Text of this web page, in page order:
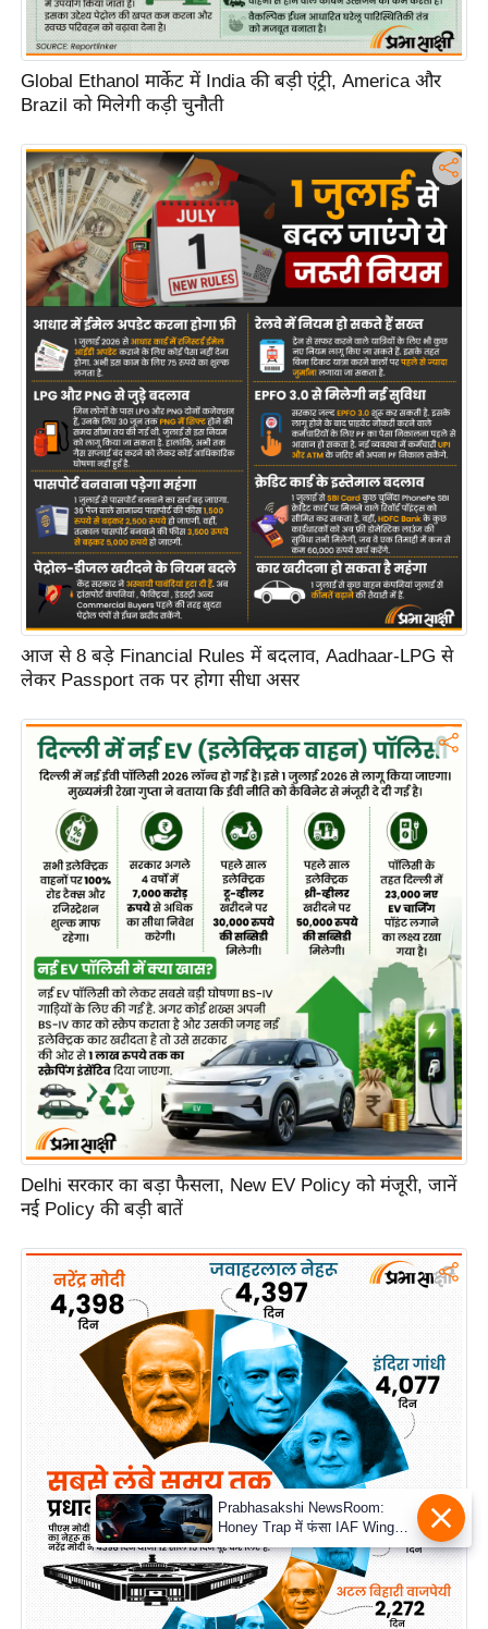
Global Ethanol मार्केट में India की बड़ी एंट्री, America और
Brazil को मिलेगी कड़ी चुनौती
आज से 8 बड़े Financial Rules में बदलाव, Aadhaar-LPG से
लेकर Passport तक पर होगा सीधा असर
Delhi सरकार का बड़ा फैसला, New EV Policy को मंजूरी, जानें
नई Policy की बड़ी बातें